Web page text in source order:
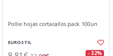
Pollie hojas cortacallos pack 100un
EUROSTIL
- 32%